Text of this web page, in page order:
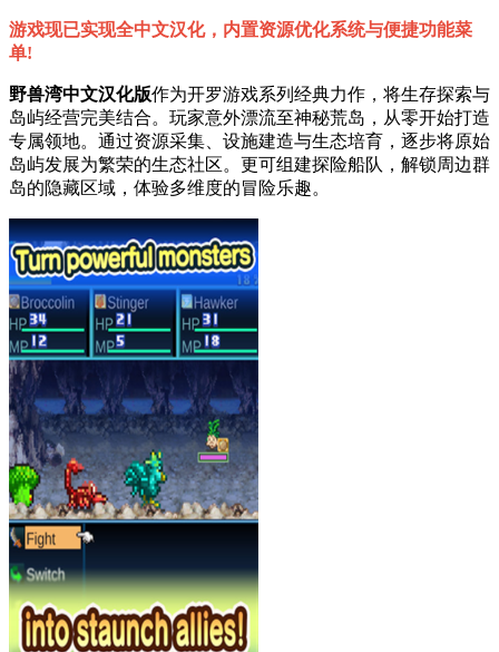
游戏现已实现全中文汉化，内置资源优化系统与便捷功能菜
单!
野兽湾中文汉化版作为开罗游戏系列经典力作，将生存探索与
岛屿经营完美结合。玩家意外漂流至神秘荒岛，从零开始打造
专属领地。通过资源采集、设施建造与生态培育，逐步将原始
岛屿发展为繁荣的生态社区。更可组建探险船队，解锁周边群
岛的隐藏区域，体验多维度的冒险乐趣。